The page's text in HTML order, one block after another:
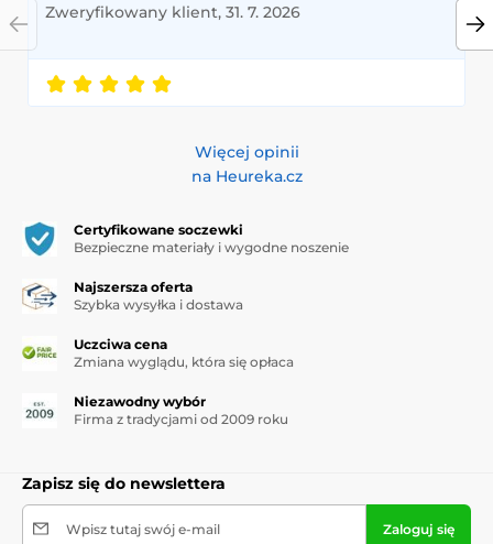
Zweryfikowany klient, 31. 7. 2026
Więcej opinii
na Heureka.cz
Certyfikowane soczewki
Bezpieczne materiały i wygodne noszenie
Najszersza oferta
Szybka wysyłka i dostawa
Uczciwa cena
Zmiana wyglądu, która się opłaca
Niezawodny wybór
Firma z tradycjami od 2009 roku
Zapisz się do newslettera
Wpisz tutaj swój e-mail Zaloguj się